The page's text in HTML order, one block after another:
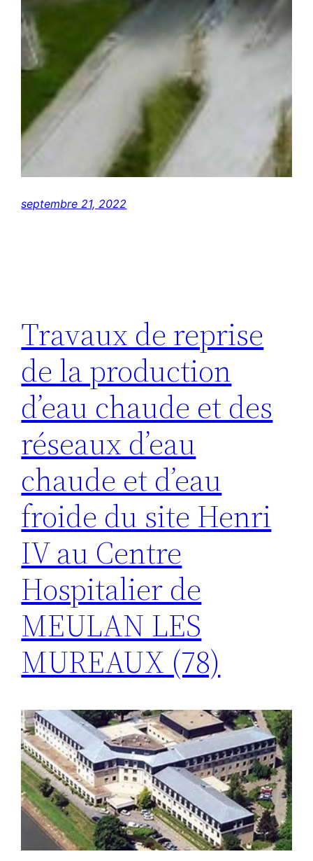
septembre 21, 2022
Travaux de reprise
de la production
d’eau chaude et des
réseaux d’eau
chaude et d’eau
froide du site Henri
IV au Centre
Hospitalier de
MEULAN LES
MUREAUX (78)